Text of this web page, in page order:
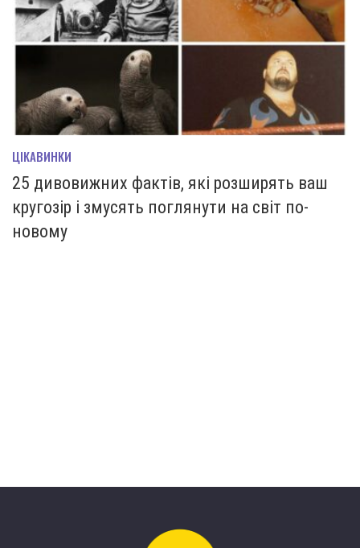
ЦІКАВИНКИ
25 дивовижних фактів, які розширять ваш
кругозір і змусять поглянути на світ по-
новому